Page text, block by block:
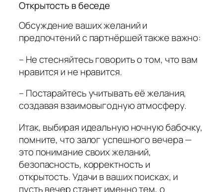
Открытость в беседе
Обсуждение ваших желаний и
предпочтений с партнёршей также важно:
– Не стесняйтесь говорить о том, что вам
нравится и не нравится.
– Постарайтесь учитывать её желания,
создавая взаимовыгодную атмосферу.
Итак, выбирая идеальную ночную бабочку,
помните, что залог успешного вечера —
это понимание своих желаний,
безопасность, корректность и
открытость. Удачи в ваших поисках, и
пусть вечер станет именно тем, о